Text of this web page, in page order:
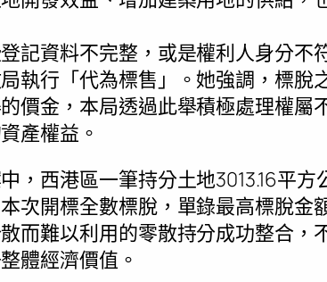
記資料不完整，或是權利人身分不
執行「代為標售」。她強調，標脫
價金，本局透過此舉積極處理權屬
產權益。
，西港區一筆持分土地3013.16平方
次開標全數標脫，單錄最高標脫金
而難以利用的零散持分成功整合，
體經濟價值。